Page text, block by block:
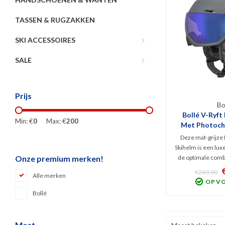
TASSEN & RUGZAKKEN
SKI ACCESSOIRES
SALE
Prijs
Min: €0 Max: €200
Onze premium merken!
Alle merken
Bollé
Bollé V-Ryft
Met
Deze mat-grijze
Skihelm is een
de optimale
ventilatie, stoer
en perfect
meekleurend
€260,00
OP